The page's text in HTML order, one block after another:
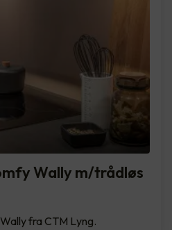
Wally m/trådløs
fra CTM Lyng.